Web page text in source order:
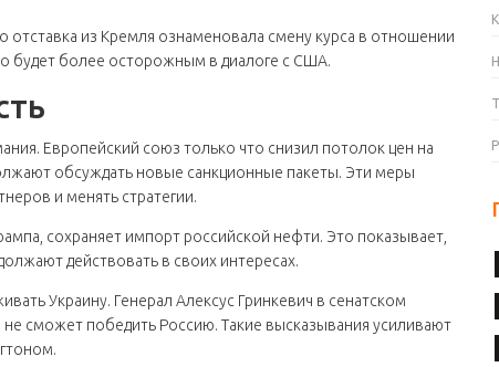
из Кремля ознаменовала смену курса в отношении
будет более осторожным в диалоге с США.
Европейский союз только что снизил потолок цен на
обсуждать новые санкционные пакеты. Эти меры
и менять стратегии.
сохраняет импорт российской нефти. Это показывает,
действовать в своих интересах.
Украину. Генерал Алексус Гринкевич в сенатском
сможет победить Россию. Такие высказывания усиливают